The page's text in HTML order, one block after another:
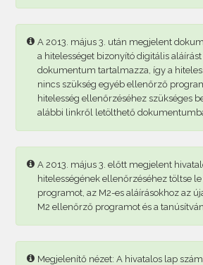
A 2013. május 3. után megjelent
a hitelességet bizonyító digitális aláírást
dokumentum tartalmazza, így a
nincs szükség egyéb ellenőrző
hitelesség ellenőrzéséhez szükséges
alábbi linkről letölthető
A 2013. május 3. előtt megjelent
hitelességének ellenőrzéséhez töltse le
programot, az M2-es aláírásokhoz az
M2 ellenőrző programot és a
Megjelenítő nézet: A hivatalos lap